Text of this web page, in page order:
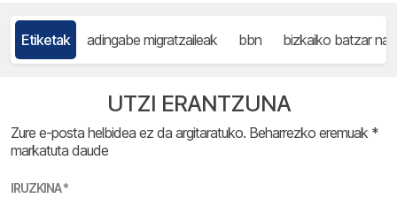
Etiketak adingabe migratzaileak bbn bizkaiko batzar
UTZI ERANTZUNA
Zure e-posta helbidea ez da argitaratuko. Beharrezko eremuak *
markatuta daude
IRUZKINA*